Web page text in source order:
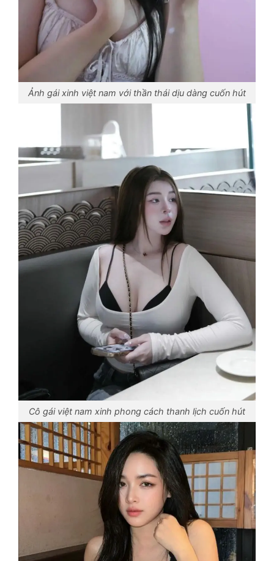
Ảnh gái xinh việt nam với thần thái dịu dàng cuốn hút
Cô gái việt nam xinh phong cách thanh lịch cuốn hút